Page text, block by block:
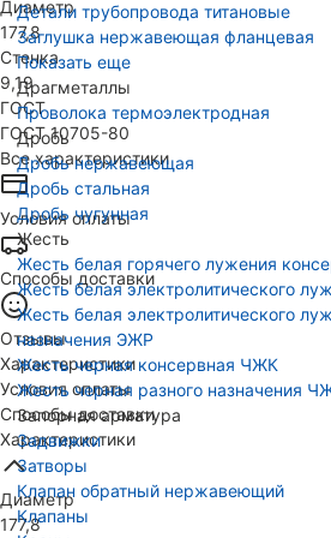
Детали трубопровода титановые
Заглушка нержавеющая фланцевая
Показать еще
Драгметаллы
Проволока термоэлектродная
Дробь
Дробь нержавеющая
Дробь стальная
Дробь чугунная
Жесть
Жесть белая горячего лужения
Жесть белая электролитического
Жесть белая электролитического
назначения ЭЖР
Жесть черная консервная ЧЖК
Жесть черная разного назначения
Запорная арматура
Задвижки
Затворы
Клапан обратный нержавеющий
Клапаны
Диаметр
177,8
Стенка
9,19
ГОСТ
ГОСТ 10705-80
Все характеристики
Условия оплаты
Способы доставки
Отзывы
Характеристики
Условия оплаты
Способы доставки
Характеристики
Диаметр
177,8